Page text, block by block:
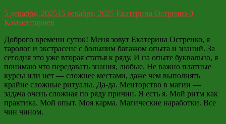
5 декабря, 202515 декабря, 2025 Екатерина Остренко 0
Комментариев
Доброго времени суток! Меня зовут Екатерина Остренко, я
таролог и экстрасенс с большим багажом опыта и знаний. За
сегодня это уже вторая статья к ряду. И на опыте буквально, я
понимаю что передавать знания, любые. Не важно платные
курсы или нет — сложнее местами, даже чем выполнять
крайне сложные ритуалы. Да-да. Менторство в магии —
задача очень сложная по ряду причин. Я есть я. Мой ритм как
практика. Мой опыт. Моя карма. Магические наработки. Все
чин чином.